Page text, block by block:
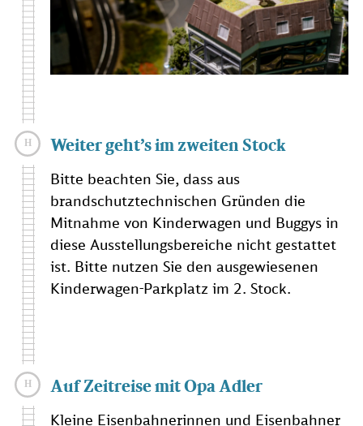
Weiter geht’s im zweiten Stock
Bitte beachten Sie, dass aus
brandschutztechnischen Gründen die
Mitnahme von Kinderwagen und Buggys in
diese Ausstellungsbereiche nicht gestattet
ist. Bitte nutzen Sie den ausgewiesenen
Kinderwagen-Parkplatz im 2. Stock.
Auf Zeitreise mit Opa Adler
Kleine Eisenbahnerinnen und Eisenbahner